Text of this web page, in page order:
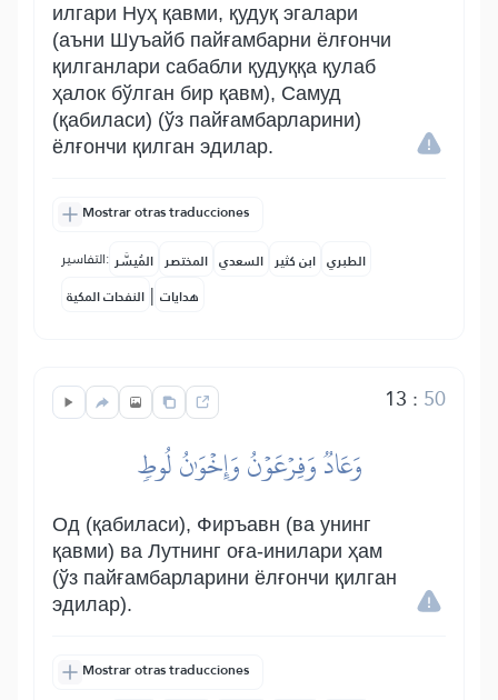
илгари Нуҳ қавми, қудуқ эгалари
(аъни Шуъайб пайғамбарни ёлғончи
қилганлари сабабли қудуққа қулаб
ҳалок бўлган бир қавм), Самуд
(қабиласи) (ўз пайғамбарларини)
ёлғончи қилган эдилар.
Mostrar otras traducciones
التفاسير: المُيسَّر المختصر السعدي ابن كثير الطبري
النفحات المكية | هدايات
13 : 50
وَعَادٞ وَفِرۡعَوۡنُ وَإِخۡوَٰنُ لُوطٖ
Од (қабиласи), Фиръавн (ва унинг
қавми) ва Лутнинг оға-инилари ҳам
(ўз пайғамбарларини ёлғончи қилган
эдилар).
Mostrar otras traducciones